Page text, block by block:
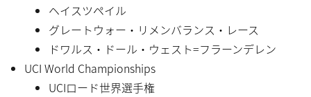
ヘイスツペイル
グレートウォー・リメンバランス・レース
ドワルス・ドール・ウェスト=フラーンデレン
UCI World Championships
UCIロード世界選手権